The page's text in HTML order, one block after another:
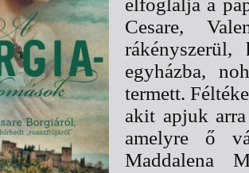
elfoglalja a
Cesare,
egyházba,
termett.
akit apjuk
amelyre ő
Maddalena